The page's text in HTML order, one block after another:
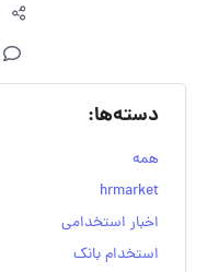
دسته‌ها:
همه
hrmarket
اخبار استخدامی
استخدام بانک